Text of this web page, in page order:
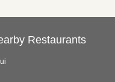
Restaurants